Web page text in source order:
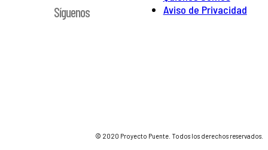
Aviso de Privacidad
Síguenos
© 2020 Proyecto Puente. Todos los derechos reservados.